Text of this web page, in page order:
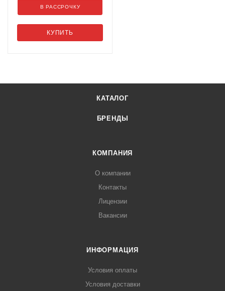
КУПИТЬ
В РАССРОЧКУ
КАТАЛОГ
БРЕНДЫ
КОМПАНИЯ
О компании
Контакты
Лицензии
Вакансии
ИНФОРМАЦИЯ
Условия оплаты
Условия доставки